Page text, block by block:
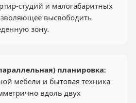
студий и малогабаритных
высвободить
зону.
планировка:
мебели и бытовая техника
вдоль двух